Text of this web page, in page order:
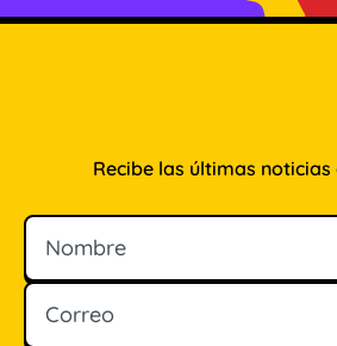
Recibe las últimas
Nombre
Correo